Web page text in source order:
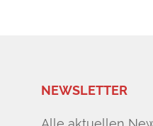
NEWSLETTER